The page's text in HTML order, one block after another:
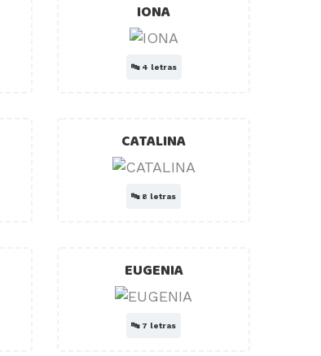
IONA
🔤 4 letras
CATALINA
🔤 8 letras
EUGENIA
🔤 7 letras